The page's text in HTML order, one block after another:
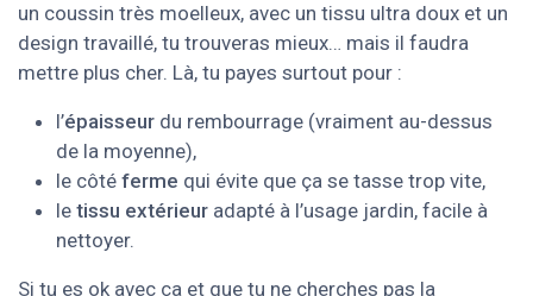
un coussin très moelleux, avec un tissu ultra doux et un
design travaillé, tu trouveras mieux… mais il faudra
mettre plus cher. Là, tu payes surtout pour :
l’épaisseur du rembourrage (vraiment au-dessus
de la moyenne),
le côté ferme qui évite que ça se tasse trop vite,
le tissu extérieur adapté à l’usage jardin, facile à
nettoyer.
Si tu es ok avec ça et que tu ne cherches pas la